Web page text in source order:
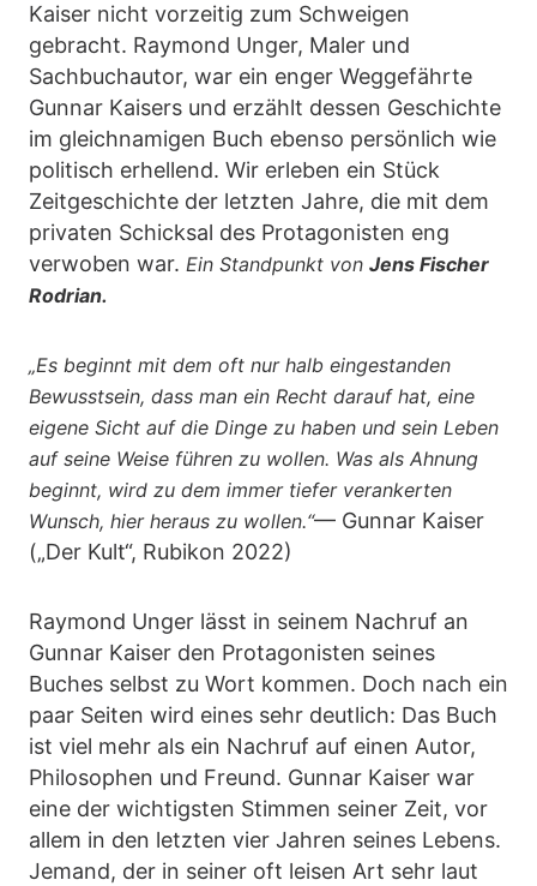
Kaiser nicht vorzeitig zum Schweigen
gebracht. Raymond Unger, Maler und
Sachbuchautor, war ein enger Weggefährte
Gunnar Kaisers und erzählt dessen Geschichte
im gleichnamigen Buch ebenso persönlich wie
politisch erhellend. Wir erleben ein Stück
Zeitgeschichte der letzten Jahre, die mit dem
privaten Schicksal des Protagonisten eng
verwoben war. Ein Standpunkt von Jens Fischer
Rodrian.
„Es beginnt mit dem oft nur halb eingestanden
Bewusstsein, dass man ein Recht darauf hat, eine
eigene Sicht auf die Dinge zu haben und sein Leben
auf seine Weise führen zu wollen. Was als Ahnung
beginnt, wird zu dem immer tiefer verankerten
Wunsch, hier heraus zu wollen.“— Gunnar Kaiser
(„Der Kult“, Rubikon 2022)
Raymond Unger lässt in seinem Nachruf an
Gunnar Kaiser den Protagonisten seines
Buches selbst zu Wort kommen. Doch nach ein
paar Seiten wird eines sehr deutlich: Das Buch
ist viel mehr als ein Nachruf auf einen Autor,
Philosophen und Freund. Gunnar Kaiser war
eine der wichtigsten Stimmen seiner Zeit, vor
allem in den letzten vier Jahren seines Lebens.
Jemand, der in seiner oft leisen Art sehr laut